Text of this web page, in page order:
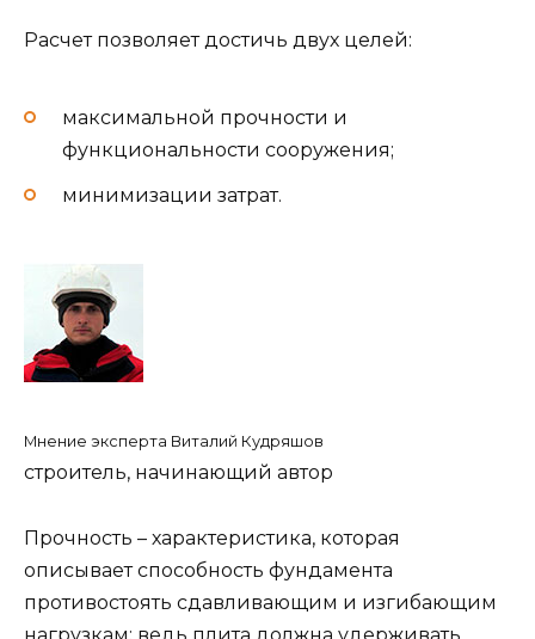
Расчет позволяет достичь двух целей:
максимальной прочности и
функциональности сооружения;
минимизации затрат.
Мнение эксперта Виталий Кудряшов
строитель, начинающий автор
Прочность – характеристика, которая
описывает способность фундамента
противостоять сдавливающим и изгибающим
нагрузкам: ведь плита должна удерживать